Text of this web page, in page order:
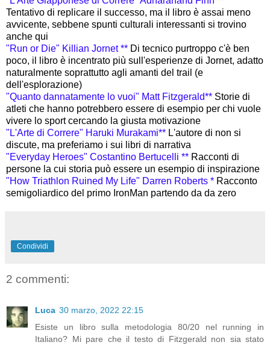
Tentativo di replicare il successo, ma il libro è assai meno
avvicente, sebbene spunti culturali interessanti si trovino
anche qui
"Run or Die" Killian Jornet ** Di tecnico purtroppo c'è ben
poco, il libro è incentrato più sull'esperienze di Jornet, adatto
naturalmente soprattutto agli amanti del trail (e
dell'esplorazione)
"Quanto dannatamente lo vuoi" Matt Fitzgerald** Storie di
atleti che hanno potrebbero essere di esempio per chi vuole
vivere lo sport cercando la giusta motivazione
"L'Arte di Correre" Haruki Murakami** L'autore di non si
discute, ma preferiamo i sui libri di narrativa
"Everyday Heroes" Costantino Bertucelli ** Racconti di
persone la cui storia può essere un esempio di inspirazione
"How Triathlon Ruined My Life" Darren Roberts * Racconto
semigoliardico del primo IronMan partendo da da zero
Condividi
2 commenti:
Luca 30 marzo, 2022 22:15
Esiste un libro sulla metodologia 80/20 nel running in
Italiano? Mi pare che il testo di Fitzgerald non sia stato